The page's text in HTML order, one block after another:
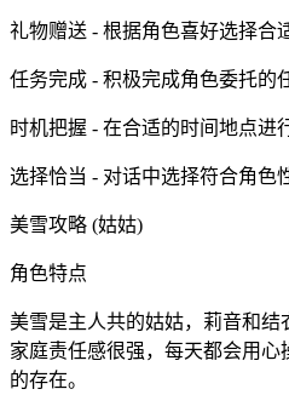
礼物赠送 - 根据角色喜好选择合
任务完成 - 积极完成角色委托的
时机把握 - 在合适的时间地点进
选择恰当 - 对话中选择符合角色
美雪攻略 (姑姑)
角色特点
美雪是主人共的姑姑，莉音和
家庭责任感很强，每天都会用
的存在。